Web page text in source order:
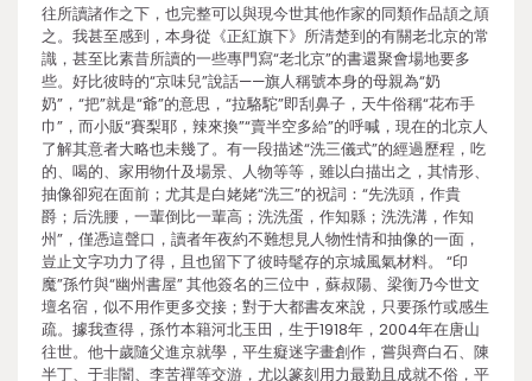
往所讀諸作之下，也完整可以與現今世其他作家的同類作品頡之頏
之。我甚至感到，本身從《正紅旗下》所清楚到的有關老北京的常
識，甚至比素昔所讀的一些專門寫“老北京”的書還聚會場地要多
些。好比彼時的“京味兒”說話——旗人稱號本身的母親為“奶
奶”，“把”就是“爺”的意思，“拉駱駝”即刮鼻子，天牛俗稱“花布手
巾”，而小販“賽梨耶，辣來換”“賣半空多給”的呼喊，現在的北京人
了解其意者大略也未幾了。有一段描述“洗三儀式”的經過歷程，吃
的、喝的、家用物什及場景、人物等等，雖以白描出之，其情形、
抽像卻宛在面前；尤其是白姥姥“洗三”的祝詞：“先洗頭，作貴
爵；后洗腰，一輩倒比一輩高；洗洗蛋，作知縣；洗洗溝，作知
州”，僅憑這聲口，讀者年夜約不難想見人物性情和抽像的一面，
豈止文字功力了得，且也留下了彼時髦存的京城風氣材料。 “印
魔”孫竹與“幽州書屋” 其他簽名的三位中，蘇叔陽、梁衡乃今世文
壇名宿，似不用作更多交接；對于大都書友來說，只要孫竹或感生
疏。據我查得，孫竹本籍河北玉田，生于1918年，2004年在唐山
往世。他十歲隨父進京就學，平生癡迷字畫創作，嘗與齊白石、陳
半丁、于非闇、李苦禪等交游，尤以篆刻用力最勤且成就不俗，平